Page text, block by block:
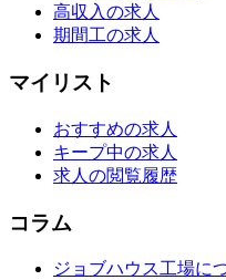
高収入の求人
期間工の求人
マイリスト
おすすめの求人
キープ中の求人
求人の閲覧履歴
コラム
ジョブハウス工場に